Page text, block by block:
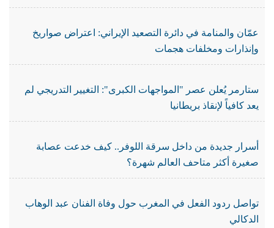
عمّان والمنامة في دائرة التصعيد الإيراني: اعتراض صواريخ
وإنذارات ومخلفات هجمات
ستارمر يُعلن عصر "المواجهات الكبرى": التغيير التدريجي لم
يعد كافياً لإنقاذ بريطانيا
أسرار جديدة من داخل سرقة اللوفر.. كيف خدعت عصابة
صغيرة أكثر متاحف العالم شهرة؟
تواصل ردود الفعل في المغرب حول وفاة الفنان عبد الوهاب
الدكالي